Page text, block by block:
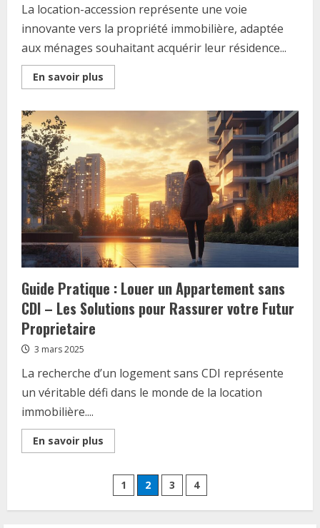
La location-accession représente une voie
innovante vers la propriété immobilière, adaptée
aux ménages souhaitant acquérir leur résidence...
En savoir plus
more
le
vrai
cout
pour
votre
avenir
financier
decrypte
par
nos
experts
Guide Pratique : Louer un Appartement sans
CDI – Les Solutions pour Rassurer votre Futur
Proprietaire
3 mars 2025
La recherche d’un logement sans CDI représente
un véritable défi dans le monde de la location
immobilière....
En savoir plus
more
Pratique
Louer
un
Pagination
des
1 2 3 4